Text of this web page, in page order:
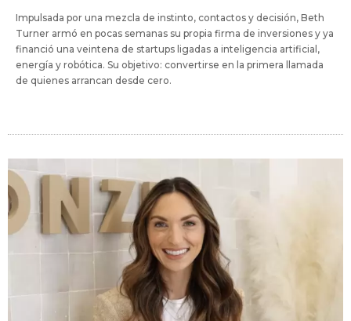
Impulsada por una mezcla de instinto, contactos y decisión, Beth
Turner armó en pocas semanas su propia firma de inversiones y ya
financió una veintena de startups ligadas a inteligencia artificial,
energía y robótica. Su objetivo: convertirse en la primera llamada
de quienes arrancan desde cero.